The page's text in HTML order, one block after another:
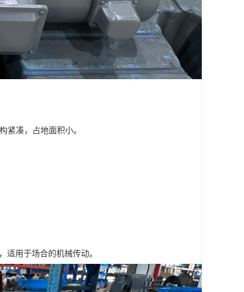
紧凑，占地面积小。
适用于场合的机械传动。